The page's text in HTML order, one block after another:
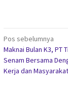
Navigasi
pos
Pos sebelumnya
Maknai Bulan K3, PT
Senam Bersama
Kerja dan Masyarakat